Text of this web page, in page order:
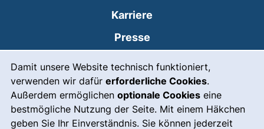
Damit unsere Website technisch funktioniert,
verwenden wir dafür erforderliche Cookies.
Außerdem ermöglichen optionale Cookies eine
bestmögliche Nutzung der Seite. Mit einem Häkchen
geben Sie Ihr Einverständnis. Sie können jederzeit
Karriere
Presse
Leichte Sprache
Gebärdensprache
(externer Link, öffnet